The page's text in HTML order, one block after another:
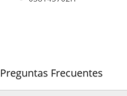
Preguntas Frecuentes